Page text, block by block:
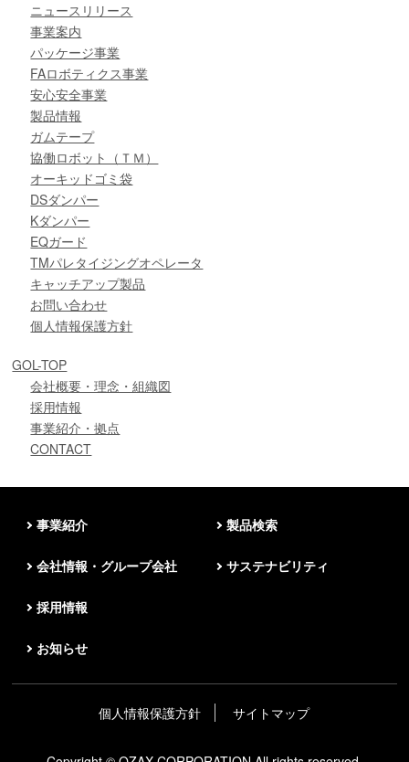
ニュースリリース
事業案内
パッケージ事業
FAロボティクス事業
安心安全事業
製品情報
ガムテープ
協働ロボット（ＴＭ）
オーキッドゴミ袋
DSダンパー
Kダンパー
EQガード
TMパレタイジングオペレータ
キャッチアップ製品
お問い合わせ
個人情報保護方針
GOL-TOP
会社概要・理念・組織図
採用情報
事業紹介・拠点
CONTACT
事業紹介 製品検索
会社情報・グループ会社 サステナビリティ
採用情報
お知らせ
個人情報保護方針 サイトマップ